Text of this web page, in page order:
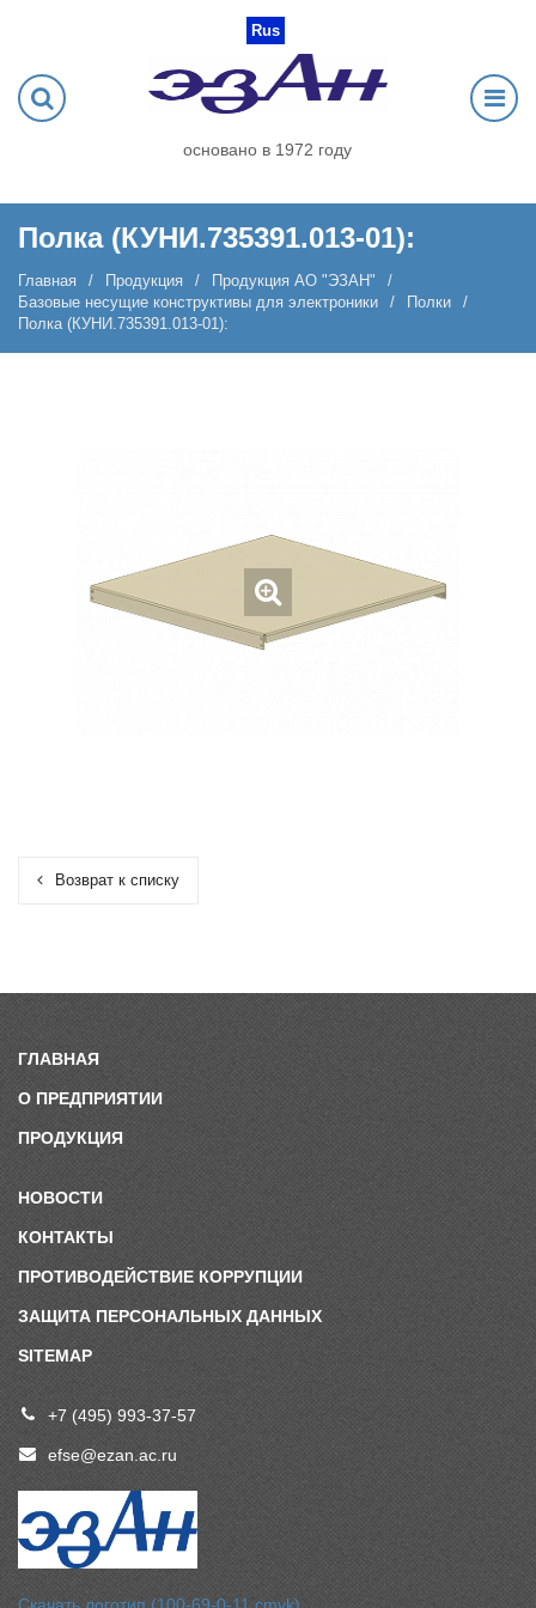
Rus
основано в 1972 году
Полка (КУНИ.735391.013-01):
Главная Продукция
Продукция АО "ЭЗАН"
Базовые несущие конструктивы для электроники
Полки
Полка (КУНИ.735391.013-01):
Возврат к списку
ГЛАВНАЯ
О ПРЕДПРИЯТИИ
ПРОДУКЦИЯ
НОВОСТИ
КОНТАКТЫ
ПРОТИВОДЕЙСТВИЕ КОРРУПЦИИ
ЗАЩИТА ПЕРСОНАЛЬНЫХ ДАННЫХ
SITEMAP
+7 (495) 993-37-57
efse@ezan.ac.ru